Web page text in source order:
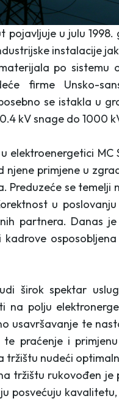
pojavljuje u julu
instalacije
po
firme Unsko-
se istakla u
kV snage do 1000
elektroenergetici
njene primjene u
Preduzeće se
u
partnera. Danas
kadrove
širok spektar
na polju
usavršavanje te
te praćenje i
tržištu nudeći
tržištu rukovođen
posvećuju